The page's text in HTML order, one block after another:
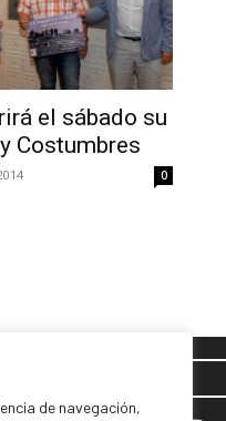
de navegación,
el sábado su
Costumbres
0